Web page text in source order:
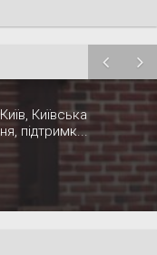
Київська
підтримк...